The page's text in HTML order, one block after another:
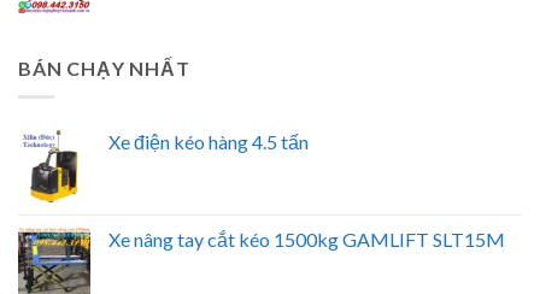
BÁN CHẠY NHẤT
Xe điện kéo hàng 4.5 tấn
Xe nâng tay cắt kéo 1500kg GAMLIFT SLT15M